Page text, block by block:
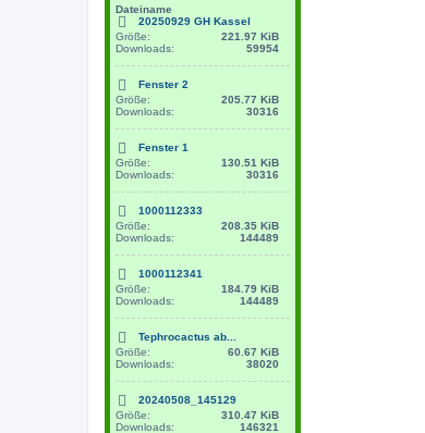
Dateiname
20250929 GH Kassel
Größe:
221.97 KiB
Downloads:
59954
Fenster 2
Größe:
205.77 KiB
Downloads:
30316
Fenster 1
Größe:
130.51 KiB
Downloads:
30316
1000112333
Größe:
208.35 KiB
Downloads:
144489
1000112341
Größe:
184.79 KiB
Downloads:
144489
Tephrocactus ab...
Größe:
60.67 KiB
Downloads:
38020
20240508_145129
Größe:
310.47 KiB
Downloads:
146321